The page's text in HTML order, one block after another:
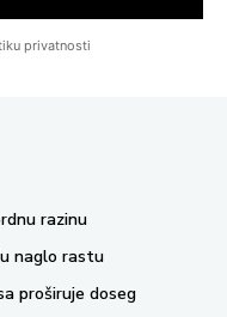
privatnosti
razinu
naglo rastu
proširuje doseg